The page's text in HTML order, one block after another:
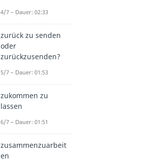
4/7 – Dauer: 02:33
zurück zu senden
oder
zurückzusenden?
5/7 – Dauer: 01:53
zukommen zu
lassen
6/7 – Dauer: 01:51
zusammenzuarbeit
en